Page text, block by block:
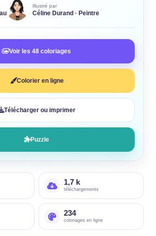
Illustré par
Céline Durand · Peintre
Voir les 48 coloriages
Colorier en ligne
Télécharger ou imprimer
Puzzle
1,7 k
téléchargements
234
coloriages en ligne